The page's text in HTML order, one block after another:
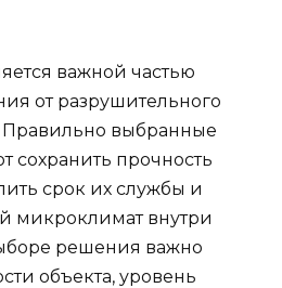
важной частью
от разрушительного
Правильно выбранные
сохранить прочность
срок их службы и
микроклимат внутри
решения важно
объекта, уровень